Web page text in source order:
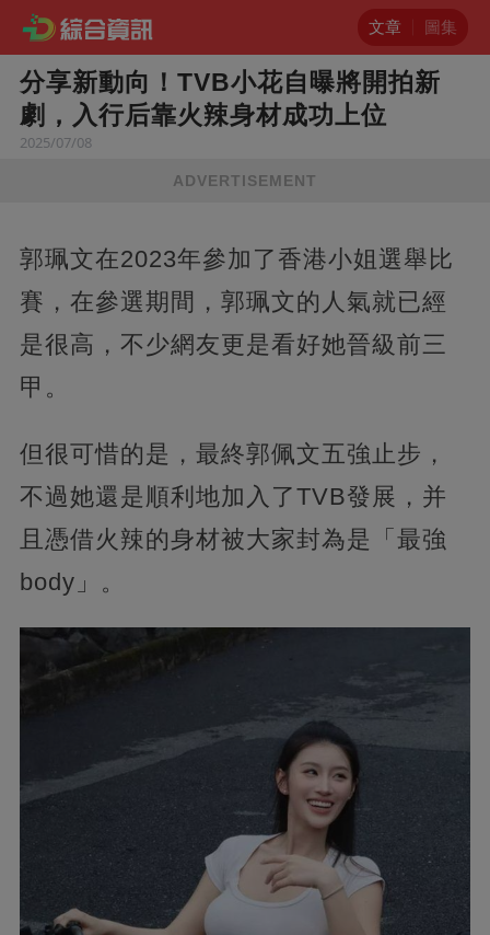
文章 圖集
分享新動向！TVB小花自曝將開拍新
劇，入行后靠火辣身材成功上位
2025/07/08
ADVERTISEMENT
郭珮文在2023年參加了香港小姐選舉比
賽，在參選期間，郭珮文的人氣就已經
是很高，不少網友更是看好她晉級前三
甲。
但很可惜的是，最終郭佩文五強止步，
不過她還是順利地加入了TVB發展，并
且憑借火辣的身材被大家封為是「最強
body」。